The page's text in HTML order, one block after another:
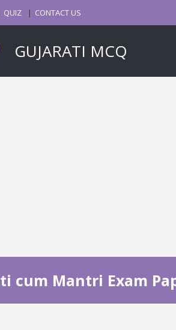
QUIZ CONTACT US
GUJARATI MCQ
cum Mantri Exam